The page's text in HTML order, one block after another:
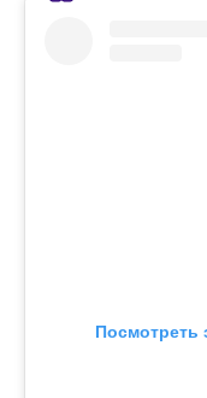
Посмотреть